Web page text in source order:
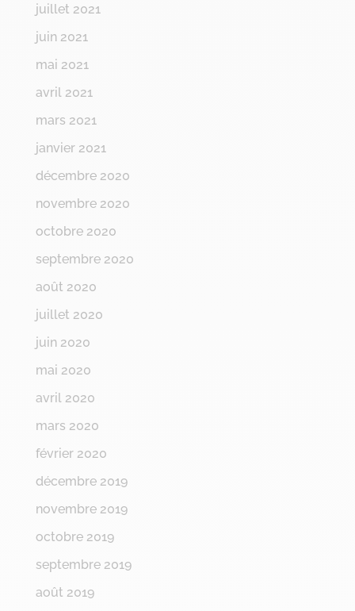
juillet 2021
juin 2021
mai 2021
avril 2021
mars 2021
janvier 2021
décembre 2020
novembre 2020
octobre 2020
septembre 2020
août 2020
juillet 2020
juin 2020
mai 2020
avril 2020
mars 2020
février 2020
décembre 2019
novembre 2019
octobre 2019
septembre 2019
août 2019